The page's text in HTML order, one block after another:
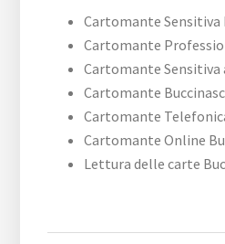
Cartomante Sensitiva
Cartomante
Cartomante Sensitiva
Cartomante
Cartomante
Cartomante Online
Lettura delle carte